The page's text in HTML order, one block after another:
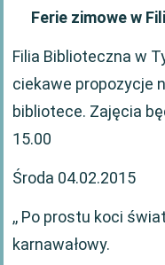
Ferie zimowe w
Filia Biblioteczna w
ciekawe propozycje
bibliotece. Zajęcia
15.00
Środa 04.02.2015
,, Po prostu koci
karnawałowy.